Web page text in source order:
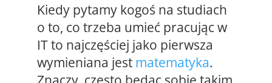
Kiedy pytamy kogoś na studiach
o to, co trzeba umieć pracując w
IT to najczęściej jako pierwsza
wymieniana jest matematyka.